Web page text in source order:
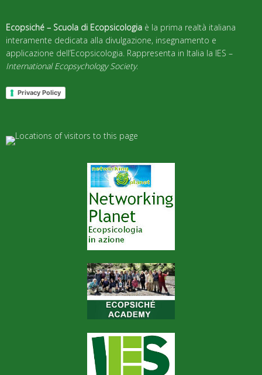
Ecopsiché – Scuola di Ecopsicologia è la prima realtà italiana
interamente dedicata alla divulgazione, insegnamento e
applicazione dell’Ecopsicologia. Rappresenta in Italia la IES –
International Ecopsychology Society.
Privacy Policy